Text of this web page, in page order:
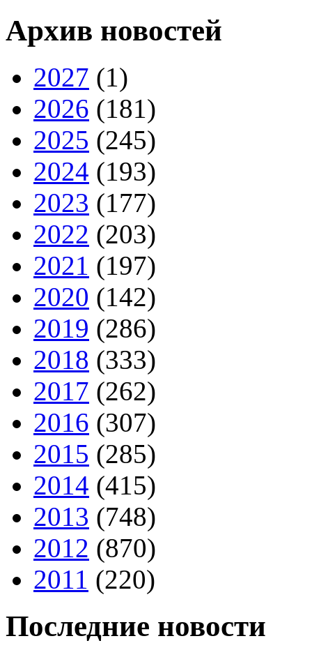
Архив новостей
2027 (1)
2026 (181)
2025 (245)
2024 (193)
2023 (177)
2022 (203)
2021 (197)
2020 (142)
2019 (286)
2018 (333)
2017 (262)
2016 (307)
2015 (285)
2014 (415)
2013 (748)
2012 (870)
2011 (220)
Последние новости